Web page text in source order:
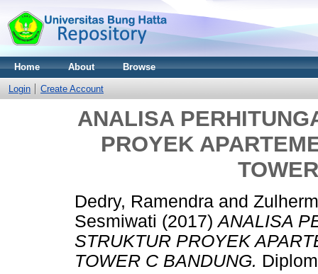
Home About Browse
Login Create Account
ANALISA
PROYEK
Dedry, Ramendra and
Sesmiwati (2017)ANALISA
STRUKTUR PROYEK
TOWER C BANDUNG.